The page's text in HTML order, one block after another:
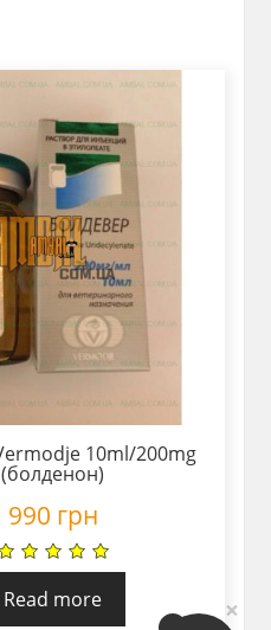
10ml/200mg
(болденон)
990 грн
Read more ×